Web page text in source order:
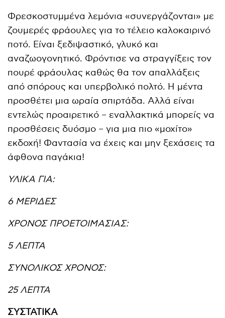
Φρεσκοστυμμένα λεμόνια «συνεργάζονται» με
ζουμερές φράουλες για το τέλειο καλοκαιρινό
ποτό. Είναι ξεδιψαστικό, γλυκό και
αναζωογονητικό. Φρόντισε να στραγγίξεις τον
πουρέ φράουλας καθώς θα τον απαλλάξεις
από σπόρους και υπερβολικό πολτό. Η μέντα
προσθέτει μια ωραία σπιρτάδα. Αλλά είναι
εντελώς προαιρετικό – εναλλακτικά μπορείς να
προσθέσεις δυόσμο – για μια πιο «μοχίτο»
εκδοχή! Φαντασία να έχεις και μην ξεχάσεις τα
άφθονα παγάκια!
ΥΛΙΚΑ ΓΙΑ:
6 ΜΕΡΙΔΕΣ
ΧΡΟΝΟΣ ΠΡΟΕΤΟΙΜΑΣΙΑΣ:
5 ΛΕΠΤΑ
ΣΥΝΟΛΙΚΟΣ ΧΡΟΝΟΣ:
25 ΛΕΠΤΑ
ΣΥΣΤΑΤΙΚΑ